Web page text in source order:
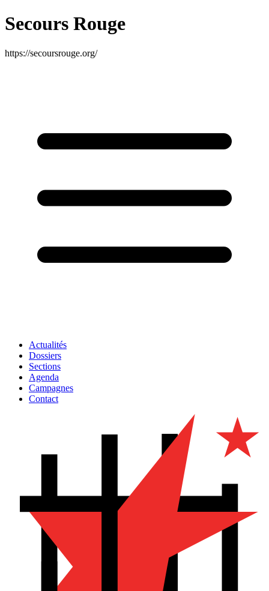
Secours Rouge
https://secoursrouge.org/
Actualités
Dossiers
Sections
Agenda
Campagnes
Contact